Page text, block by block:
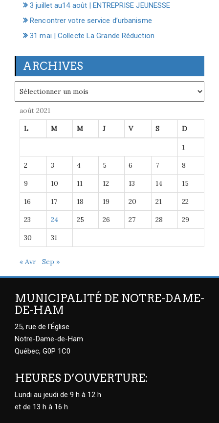
3 juillet au14 août | ENTREPRISE JEUNESSE
Rencontrer votre service d’urbanisme
31 mai | Collecte La Grande Réduction
ARCHIVES
août 2021
L M M J V S D
1
2 3 4 5 6 7 8
9 10 11 12 13 14 15
16 17 18 19 20 21 22
23 24 25 26 27 28 29
30 31
« Avr Sep »
MUNICIPALITÉ DE NOTRE-DAME-
DE-HAM
25, rue de l'Église
Notre-Dame-de-Ham
Québec, G0P 1C0
HEURES D’OUVERTURE:
Lundi au jeudi de 9 h à 12 h
et de 13 h à 16 h